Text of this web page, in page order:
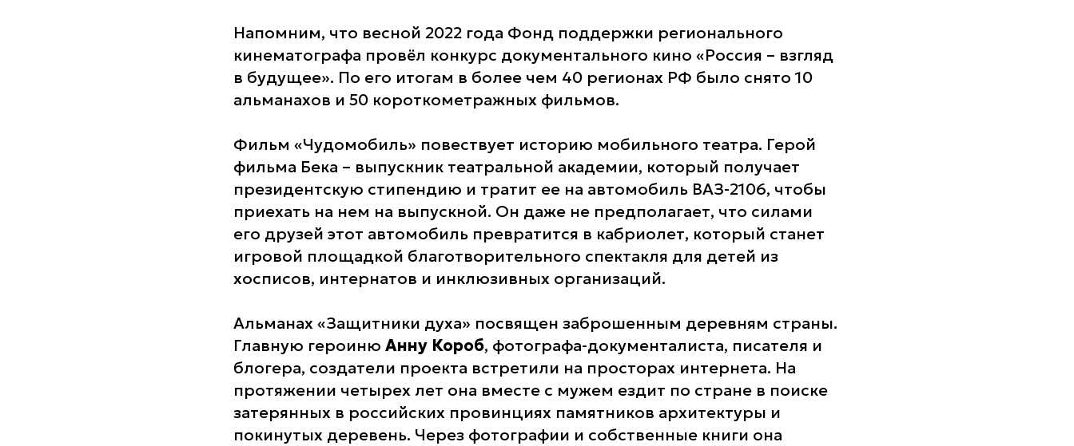
Напомним, что весной 2022 года Фонд поддержки регионального
кинематографа провёл конкурс документального кино «Россия – взгляд
в будущее». По его итогам в более чем 40 регионах РФ было снято 10
альманахов и 50 короткометражных фильмов.
Фильм «Чудомобиль» повествует историю мобильного театра. Герой
фильма Бека – выпускник театральной академии, который получает
президентскую стипендию и тратит ее на автомобиль ВАЗ-2106, чтобы
приехать на нем на выпускной. Он даже не предполагает, что силами
его друзей этот автомобиль превратится в кабриолет, который станет
игровой площадкой благотворительного спектакля для детей из
хосписов, интернатов и инклюзивных организаций.
Альманах «Защитники духа» посвящен заброшенным деревням страны.
Главную героиню Анну Короб, фотографа-документалиста, писателя и
блогера, создатели проекта встретили на просторах интернета. На
протяжении четырех лет она вместе с мужем ездит по стране в поиске
затерянных в российских провинциях памятников архитектуры и
покинутых деревень. Через фотографии и собственные книги она